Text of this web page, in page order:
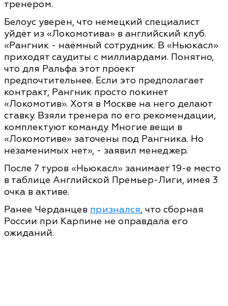
тренером.
Белоус уверен, что немецкий специалист
уйдёт из «Локомотива» в английский клуб.
«Рангник - наёмный сотрудник. В «Ньюкасл»
приходят саудиты с миллиардами. Понятно,
что для Ральфа этот проект
предпочтительнее. Если это предполагает
контракт, Рангник просто покинет
«Локомотив». Хотя в Москве на него делают
ставку. Взяли тренера по его рекомендации,
комплектуют команду. Многие вещи в
«Локомотиве» заточены под Рангника. Но
незаменимых нет», - заявил менеджер.
После 7 туров «Ньюкасл» занимает 19-е место
в таблице Английской Премьер-Лиги, имея 3
очка в активе.
Ранее Черданцев признался, что сборная
России при Карпине не оправдала его
ожиданий.